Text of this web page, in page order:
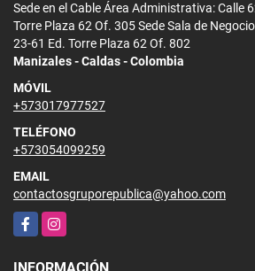
Sede en el Cable Área Administrativa: Calle
Torre Plaza 62 Of. 305 Sede Sala de
23-61 Ed. Torre Plaza 62 Of. 802
Manizales - Caldas - Colombia
MÓVIL
+573017977527
TELÉFONO
+573054099259
EMAIL
contactosgruporepublica@yahoo.com
FacebookInstagram